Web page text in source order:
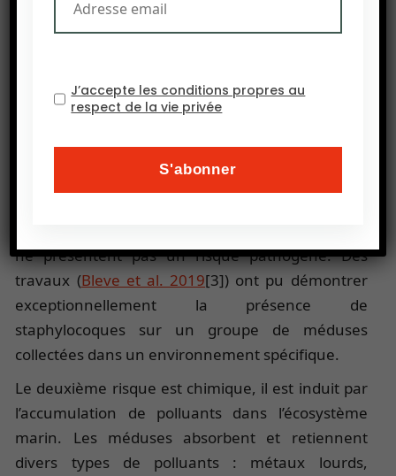
s’avèrent toxiques pour l’homme.
toutefois des risques microbiologiques et
ne présentent pas un risque pathogène. Des
travaux (Bleve et al. 2019[3]) ont pu démontrer
exceptionnellement la présence de
staphylocoques sur un groupe de méduses
collectées dans un environnement spécifique.
Le deuxième risque est chimique, il est induit par
l’accumulation de polluants dans l’écosystème
marin. Les méduses absorbent et retiennent
divers types de polluants : métaux lourds,
J’accepte les conditions propres au
respect de la vie privée